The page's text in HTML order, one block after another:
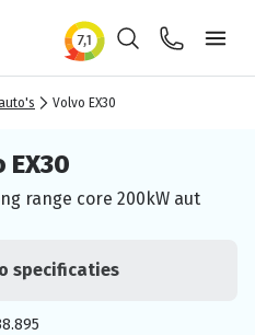
ZoekenContact
Volvo EX30
EX30
range core 200kW aut
specificaties